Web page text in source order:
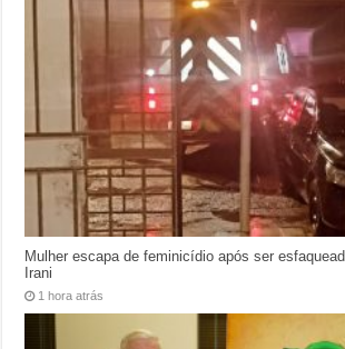
Mulher escapa de feminicídio após ser
Irani
1 hora atrás